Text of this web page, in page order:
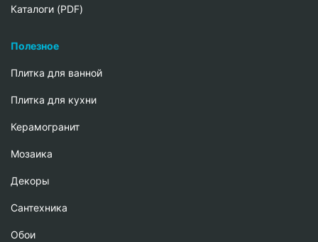
Каталоги (PDF)
Полезное
Плитка для ванной
Плитка для кухни
Керамогранит
Мозаика
Декоры
Сантехника
Обои